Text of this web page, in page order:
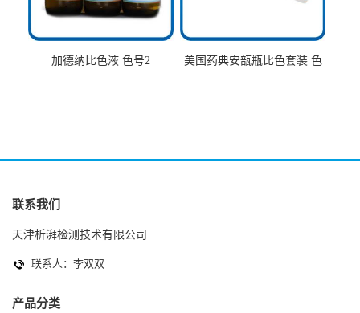
加德纳比色液 色号2
美国药典安瓿瓶比色套装 色
联系我们
天津析湃检测技术有限公司
联系人：李双双
产品分类